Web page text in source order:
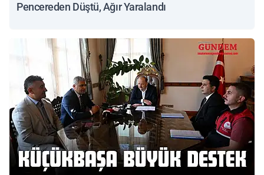
Pencereden Düştü, Ağır Yaralandı